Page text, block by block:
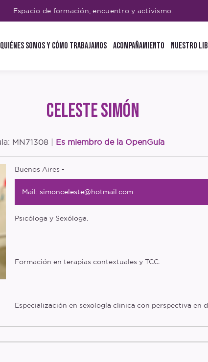
Espacio de formación, encuentro y activismo.
Quiénes Somos y Cómo trabajamos Acompañamiento Nuestro
Celeste Simón
MN71308 | Es miembro de la OpenGuía
Buenos Aires -
Mail: simonceleste@hotmail.com
Psicóloga y Sexóloga.
Formación en terapias contextuales y TCC.
Especialización en sexología clinica con perspectiva en